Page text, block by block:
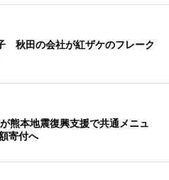
秋田の会社が紅ザケのフレーク
熊本地震復興支援で共通メニュ
寄付へ